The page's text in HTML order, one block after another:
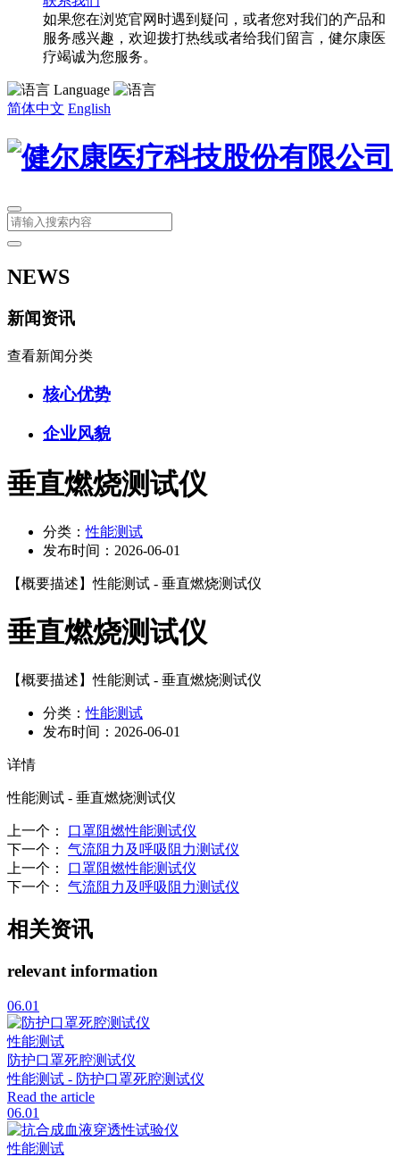
如果您在浏览官网时遇到疑问，或者您对我们的产品和
服务感兴趣，欢迎拨打热线或者给我们留言，健尔康医
疗竭诚为您服务。
Language
简体中文 English
NEWS
新闻资讯
查看新闻分类
核心优势
企业风貌
垂直燃烧测试仪
分类：性能测试
发布时间： 2026-06-01
【概要描述】性能测试 - 垂直燃烧测试仪
垂直燃烧测试仪
【概要描述】性能测试 - 垂直燃烧测试仪
分类：性能测试
发布时间： 2026-06-01
详情
性能测试 - 垂直燃烧测试仪
上一个 ：
口罩阻燃性能测试仪
下一个 ：
气流阻力及呼吸阻力测试仪
上一个 ：
口罩阻燃性能测试仪
下一个 ： 气流阻力及呼吸阻力测试仪
相关资讯
relevant information
06.01
性能测试
防护口罩死腔测试仪
性能测试 - 防护口罩死腔测试仪
Read the article
06.01
性能测试